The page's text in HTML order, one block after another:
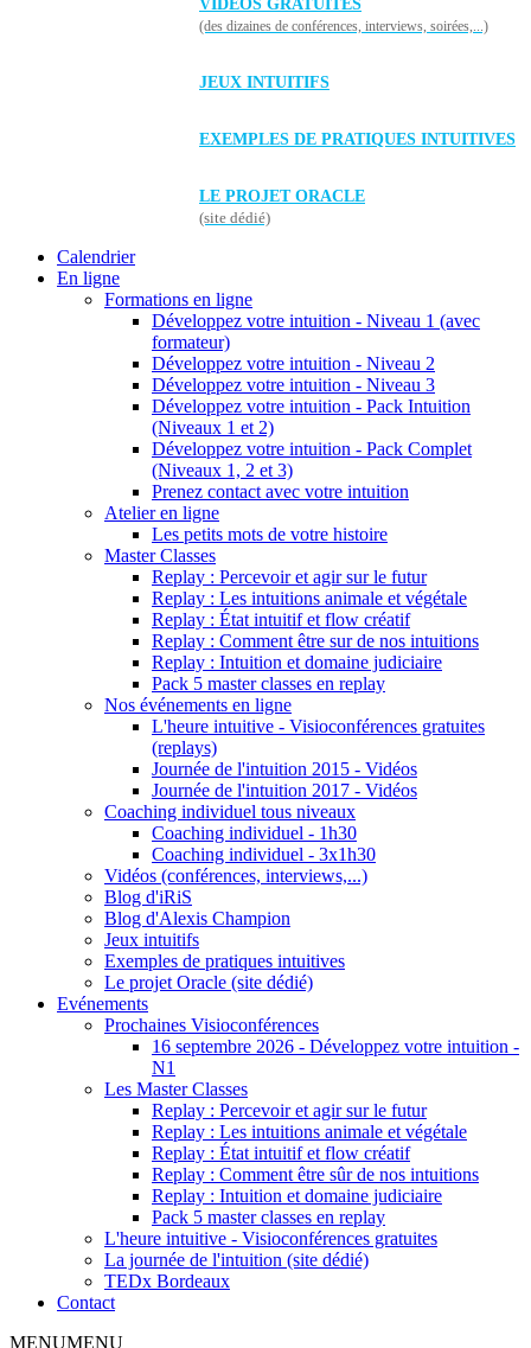
VIDÉOS GRATUITES
(des dizaines de conférences, interviews, soirées,...)
JEUX INTUITIFS
EXEMPLES DE PRATIQUES INTUITIVES
LE PROJET ORACLE
(site dédié)
Calendrier
En ligne
Formations en ligne
Développez votre intuition - Niveau 1 (avec
formateur)
Développez votre intuition - Niveau 2
Développez votre intuition - Niveau 3
Développez votre intuition - Pack Intuition
(Niveaux 1 et 2)
Développez votre intuition - Pack Complet
(Niveaux 1, 2 et 3)
Prenez contact avec votre intuition
Atelier en ligne
Les petits mots de votre histoire
Master Classes
Replay : Percevoir et agir sur le futur
Replay : Les intuitions animale et végétale
Replay : État intuitif et flow créatif
Replay : Comment être sur de nos intuitions
Replay : Intuition et domaine judiciaire
Pack 5 master classes en replay
Nos événements en ligne
L'heure intuitive - Visioconférences gratuites
(replays)
Journée de l'intuition 2015 - Vidéos
Journée de l'intuition 2017 - Vidéos
Coaching individuel tous niveaux
Coaching individuel - 1h30
Coaching individuel - 3x1h30
Vidéos (conférences, interviews,...)
Blog d'iRiS
Blog d'Alexis Champion
Jeux intuitifs
Exemples de pratiques intuitives
Le projet Oracle (site dédié)
Evénements
Prochaines Visioconférences
16 septembre 2026 - Développez votre intuition -
N1
Les Master Classes
Replay : Percevoir et agir sur le futur
Replay : Les intuitions animale et végétale
Replay : État intuitif et flow créatif
Replay : Comment être sûr de nos intuitions
Replay : Intuition et domaine judiciaire
Pack 5 master classes en replay
L'heure intuitive - Visioconférences gratuites
La journée de l'intuition (site dédié)
TEDx Bordeaux
Contact
MENUMENU